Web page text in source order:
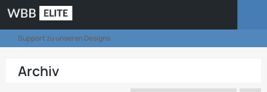
Support zu unseren Designs
Archiv